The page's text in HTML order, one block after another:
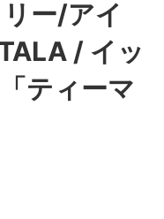
ー/アイ
/ イッ
ティーマ